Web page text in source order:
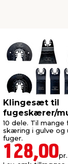
Klingesæt til
fugeskærer/
PRIZE®
10 dele. Til mange
skæring i gulve og
fuger.
128,00